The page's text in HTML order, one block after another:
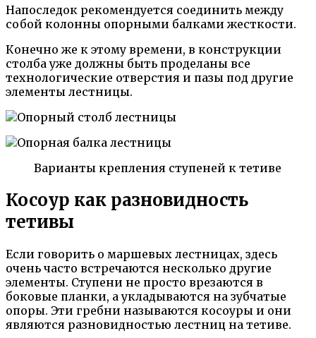
Напоследок рекомендуется соединить между
собой колонны опорными балками жесткости.
Конечно же к этому времени, в конструкции
столба уже должны быть проделаны все
технологические отверстия и пазы под другие
элементы лестницы.
Варианты крепления ступеней к тетиве
Косоур как разновидность
тетивы
Если говорить о маршевых лестницах, здесь
очень часто встречаются несколько другие
элементы. Ступени не просто врезаются в
боковые планки, а укладываются на зубчатые
опоры. Эти гребни называются косоуры и они
являются разновидностью лестниц на тетиве.